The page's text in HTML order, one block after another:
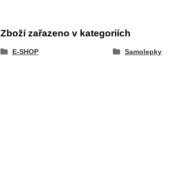
Zboží zařazeno v kategoriích
E-SHOP Samolepky